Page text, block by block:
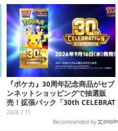
『ポケカ』30周年記念商品がセブ
ンネットショッピングで抽選販
売！拡張パック「30th CELEBRAT
ION」と「エーフィ・ブラッキー
セット」が対象
2026.7.11
Recommended by